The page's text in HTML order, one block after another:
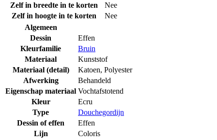
Zelf in breedte in te korten
Nee
Zelf in hoogte in te korten
Nee
Algemeen
Dessin
Effen
Kleurfamilie
Bruin
Materiaal
Kunststof
Materiaal (detail)
Katoen, Polyester
Afwerking
Behandeld
Eigenschap materiaal Vochtafstotend
Kleur
Ecru
Type
Douchegordijn
Dessin of effen
Effen
Lijn
Coloris